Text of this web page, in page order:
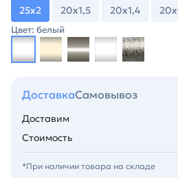
25х2 20х1,5 20х1,4
Цвет: белый
ДоставкаСамовывоз
Доставим
Стоимость
*При наличии товара на складе